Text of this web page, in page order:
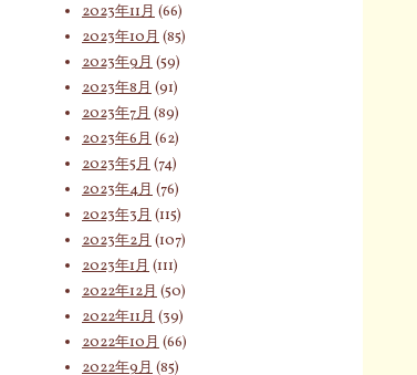
2023年11月 (66)
2023年10月 (85)
2023年9月 (59)
2023年8月 (91)
2023年7月 (89)
2023年6月 (62)
2023年5月 (74)
2023年4月 (76)
2023年3月 (115)
2023年2月 (107)
2023年1月 (111)
2022年12月 (50)
2022年11月 (39)
2022年10月 (66)
2022年9月 (85)